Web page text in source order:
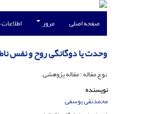
صفحه اصلی مرور
وحدت یا دوگانگی روح و نفس
نوع مقاله : مقاله پژوهشی
نویسنده
محمدتقی یوسفی